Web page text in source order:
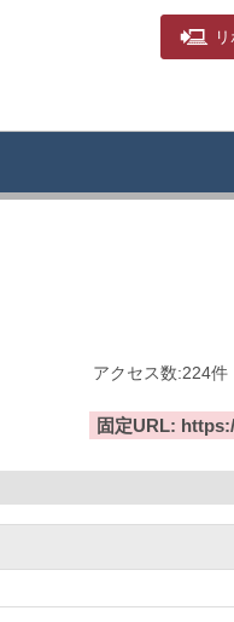
アクセス数:224件
固定URL: